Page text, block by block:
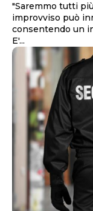
"Saremmo tutti
improvviso può
consentendo un
E'...